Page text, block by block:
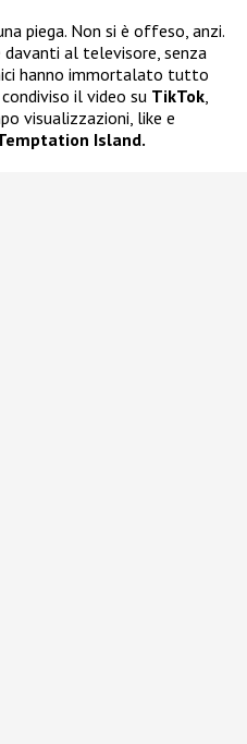
piega. Non si è offeso, anzi.
al televisore, senza
hanno immortalato tutto
il video su TikTok,
visualizzazioni, like e
Island.